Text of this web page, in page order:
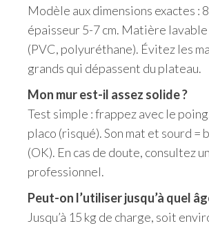
Modèle aux dimensions exactes :
épaisseur 5-7 cm. Matière
(PVC, polyuréthane). Évitez les
grands qui dépassent du plateau.
Mon mur est-il assez solide ?
Test simple : frappez avec le
placo (risqué). Son mat et sourd =
(OK). En cas de doute, consultez un
professionnel.
Peut-on l’utiliser jusqu’à quel
Jusqu’à 15 kg de charge, soit